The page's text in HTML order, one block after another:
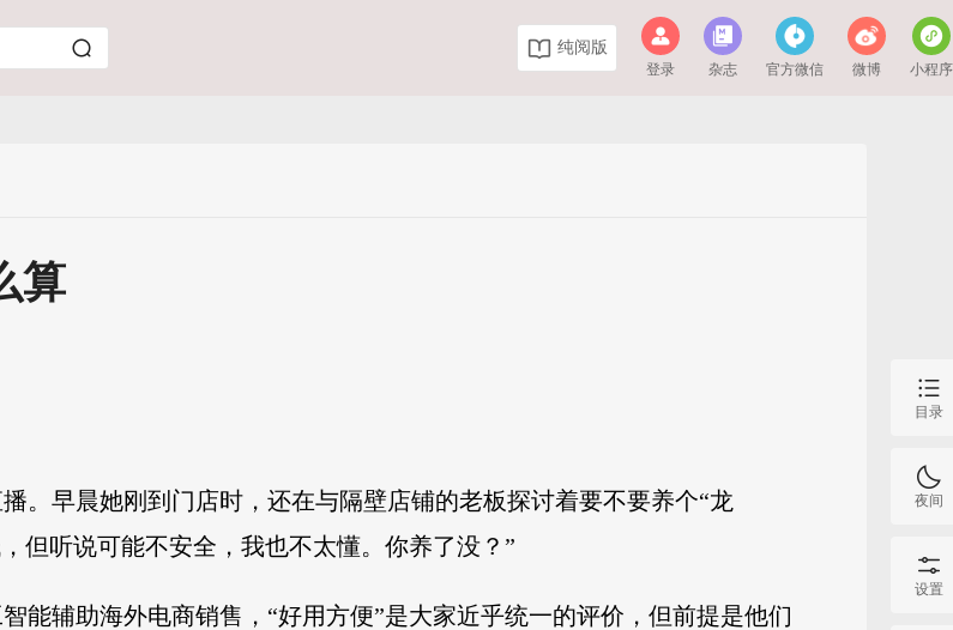
纯阅版
登录 杂志 官方微信 微博 小程序
算
。早晨她刚到门店时，还在与隔壁店铺的老板探讨着要不要养个“龙
但听说可能不安全，我也不太懂。你养了没？”
能辅助海外电商销售，“好用方便”是大家近乎统一的评价，但前提是他们
目录
夜间
设置